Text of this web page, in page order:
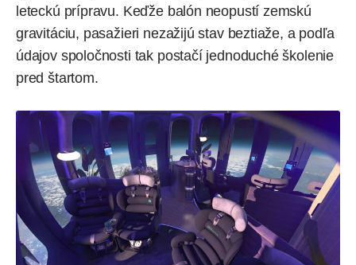
leteckú prípravu. Keďže balón neopustí zemskú
gravitáciu, pasažieri nezažijú stav beztiaže, a podľa
údajov spoločnosti tak postačí jednoduché školenie
pred štartom.